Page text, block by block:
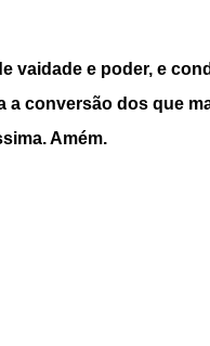
vaidade e poder, e
conversão dos que
Amém.